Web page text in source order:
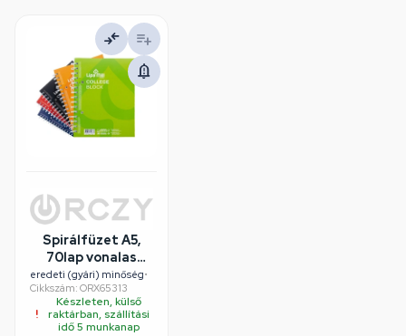
Spirálfüzet A5,
70lap vonalas
perforált
lyukasztott Lipa
Mill vegyes
színekben
eredeti (gyári) minőség•
Cikkszám: ORX65313
Készleten, külső
raktárban, szállítási
idő 5 munkanap